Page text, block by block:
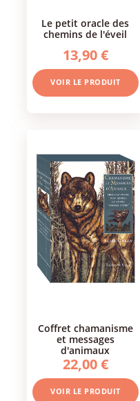
le petit oracle des
chemins de l'éveil
13,90 €
VOIR LE PRODUIT
coffret chamanisme
et messages
d'animaux
22,00 €
VOIR LE PRODUIT